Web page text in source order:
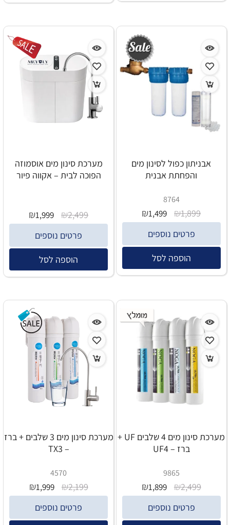
אלא גם לתחזוקה ולשימוש קבוע לאורך זמן.
אבניתון כפול לסינון מים
והפחתת אבנית
8764
₪1,899
₪1,499
פרטים נוספים
הוספה לסל
מערכת סינון מים אוסמוזה
הפוכה לבית – אקווה פיור
₪2,499
₪1,999
פרטים נוספים
הוספה לסל
מערכת סינון מים 4 שלבים UF +
ברז – UF4
9865
₪2,499
₪1,899
פרטים נוספים
מערכת סינון מים 3 שלבים + ברז
– TX3
4570
₪2,199
₪1,999
פרטים נוספים